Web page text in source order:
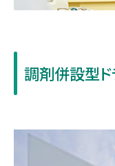
調剤併設型ド